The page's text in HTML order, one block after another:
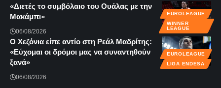
EUROLEAGUE
WINNER
LEAGUE
«Διετές το συμβόλαιο του Ουάλας με την
Μακάμπι»
06/08/2026
EUROLEAGUE
LIGA ENDESA
Ο Χεζόνια είπε αντίο στη Ρεάλ Μαδρίτης:
«Εύχομαι οι δρόμοι μας να συναντηθούν
ξανά»
06/08/2026